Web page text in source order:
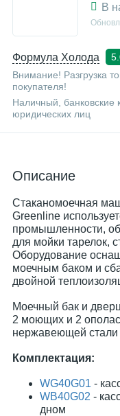
Формула Холода
Внимание! Разгрузка
покупателя!
Наличный, банковские
юридических лиц
В
Описание
Стаканомоечная
Greenline
промышленности,
для мойки тарелок,
Оборудование
моечным баком и
двойной
Моечный бак и
2 моющих и 2
нержавеющей стали
Комплектация:
WG40G01 -
WB40G02 -
дном